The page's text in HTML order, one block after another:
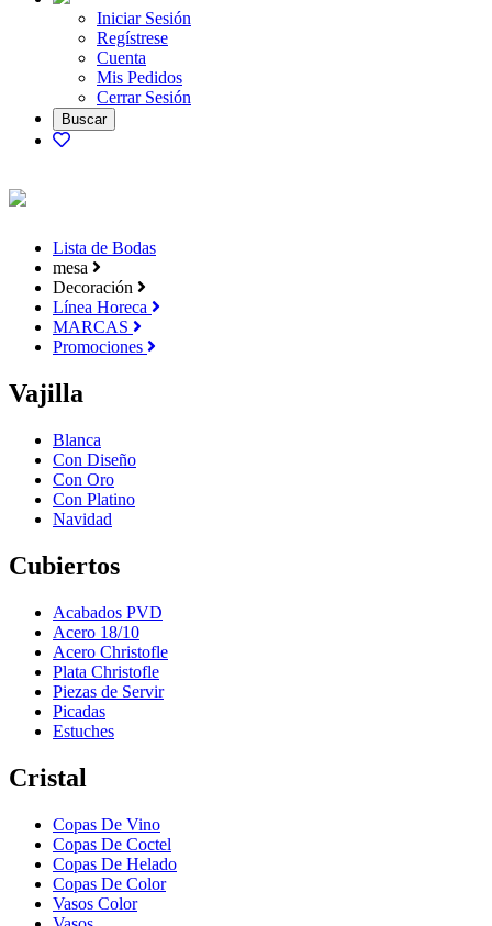
Iniciar Sesión
Regístrese
Cuenta
Mis Pedidos
Cerrar Sesión
Lista de Bodas
mesa
Decoración
Línea Horeca
MARCAS
Promociones
Vajilla
Blanca
Con Diseño
Con Oro
Con Platino
Navidad
Cubiertos
Acabados PVD
Acero 18/10
Acero Christofle
Plata Christofle
Piezas de Servir
Picadas
Estuches
Cristal
Copas De Vino
Copas De Coctel
Copas De Helado
Copas De Color
Vasos Color